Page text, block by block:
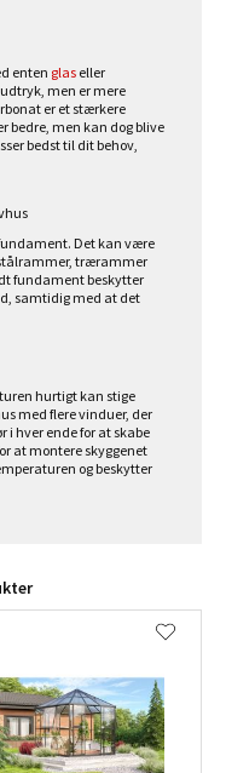
enten glas eller
udtryk, men er mere
er et stærkere
bedre, men kan dog blive
bedst til dit behov,
Det kan være
trærammer
fundament beskytter
samtidig med at det
hurtigt kan stige
med flere vinduer, der
i hver ende for at skabe
at montere skyggenet
og beskytter